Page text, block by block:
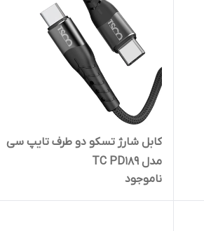
کابل شارژ تسکو دو طرف تایپ سی
مدل TC PD189
ناموجود